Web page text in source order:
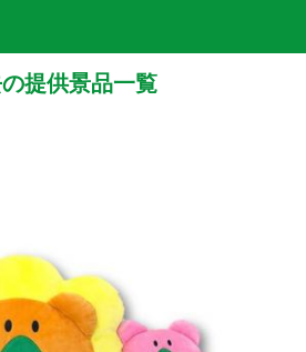
提供景品一覧